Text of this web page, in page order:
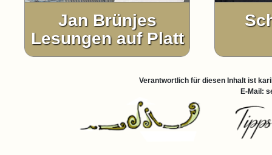
Jan Brünjes
Lesungen auf Platt
Verantwortlich für diesen Inhalt ist
E-Mail: